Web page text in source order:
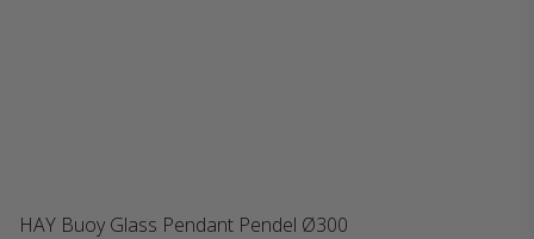
HAY Buoy Glass Pendant Pendel Ø300